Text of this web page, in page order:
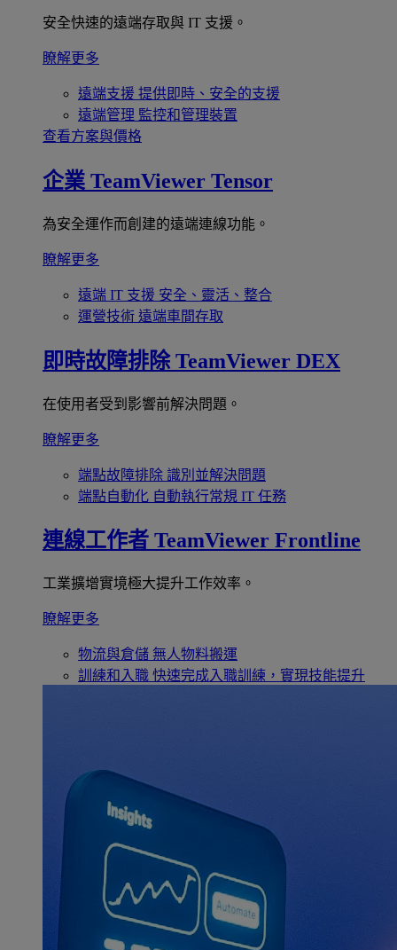
安全快速的遠端存取與 IT 支援。
瞭解更多
遠端支援 提供即時、安全的支援
遠端管理 監控和管理裝置
查看方案與價格
企業 TeamViewer Tensor
為安全運作而創建的遠端連線功能。
瞭解更多
遠端 IT 支援 安全、靈活、整合
運營技術 遠端車間存取
即時故障排除 TeamViewer DEX
在使用者受到影響前解決問題。
瞭解更多
端點故障排除 識別並解決問題
端點自動化 自動執行常規 IT 任務
連線工作者 TeamViewer Frontline
工業擴增實境極大提升工作效率。
瞭解更多
物流與倉儲 無人物料搬運
訓練和入職 快速完成入職訓練，實現技能提升